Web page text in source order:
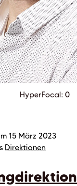
HyperFocal: 0
15 März 2023
Direktionen